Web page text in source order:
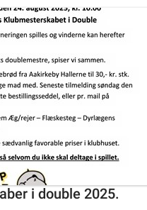
i double 2025.